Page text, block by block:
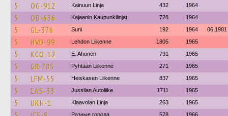
5 OG-912 Kainuun Linja 432 1964
5 OD-636 Kajaanin Kaupunkilinjat 728 1964
5 GL-376 Suni 192 1964 06.1981
5 HVD-99 Lehdon Liikenne 1805 1965
5 KCO-12 E. Ahonen 791 1965
5 GR-785 Pyhtään Liikenne 271 1965
5 LFM-55 Heiskasen Liikenne 837 1965
5 EAS-33 Jussilan Autoliike 1711 1965
5 UKH-1 Klaavolan Linja 263 1965
Разные города 578 1966